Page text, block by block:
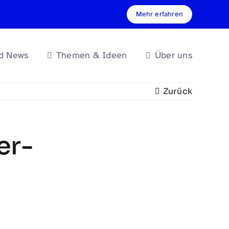
Mehr erfahren
News Themen & Ideen Über uns
Zurück